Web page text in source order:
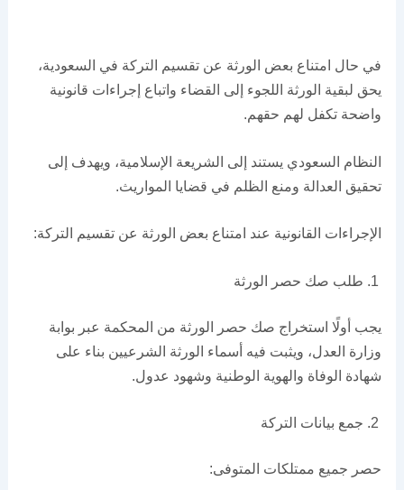
في حال امتناع بعض الورثة عن تقسيم التركة في السعودية،
يحق لبقية الورثة اللجوء إلى القضاء واتباع إجراءات قانونية
واضحة تكفل لهم حقهم.
النظام السعودي يستند إلى الشريعة الإسلامية، ويهدف إلى
تحقيق العدالة ومنع الظلم في قضايا المواريث.
الإجراءات القانونية عند امتناع بعض الورثة عن تقسيم التركة:
طلب صك حصر الورثة
يجب أولًا استخراج صك حصر الورثة من المحكمة عبر بوابة
وزارة العدل، ويثبت فيه أسماء الورثة الشرعيين بناء على
شهادة الوفاة والهوية الوطنية وشهود عدول.
جمع بيانات التركة
حصر جميع ممتلكات المتوفى: